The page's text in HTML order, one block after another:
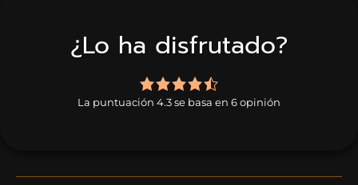
¿Lo ha disfrutado?
4,3
rating
La puntuación 4.3 se basa en 6 opinión